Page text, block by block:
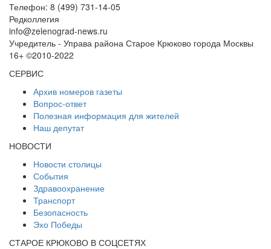
Телефон: 8 (499) 731-14-05
Редколлегия
info@zelenograd-news.ru
Учредитель - Управа района Старое Крюково города Москвы
16+ ©2010-2022
СЕРВИС
Архив номеров газеты
Вопрос-ответ
Полезная информация для жителей
Наш депутат
НОВОСТИ
Новости столицы
События
Здравоохранение
Транспорт
Безопасность
Эхо Победы
СТАРОЕ КРЮКОВО В СОЦСЕТЯХ